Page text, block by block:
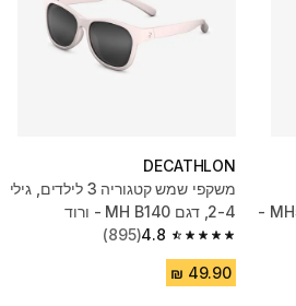
למבוגרים קטגוריה 4, דגם MH570 -
DECATHLON
משקפי שמש קטגוריה 3 לילדים, גילי
2-4, דגם MH B140 - ורוד
4.8
4.8 out of 5 stars from 895 reviews
(895)